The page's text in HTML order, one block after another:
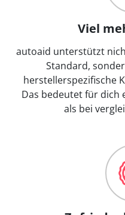
Viel
autoaid unterstützt
Standard,
herstellerspezifische
Das bedeutet für dich
als bei